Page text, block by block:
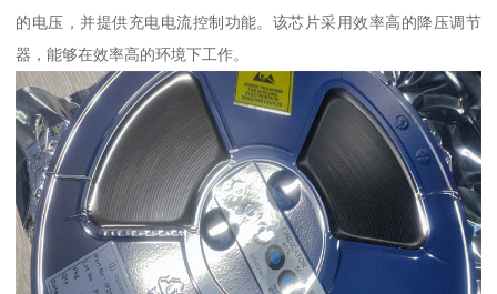
的电压，并提供充电电流控制功能。该芯片采用效率高的降压调节
器，能够在效率高的环境下工作。